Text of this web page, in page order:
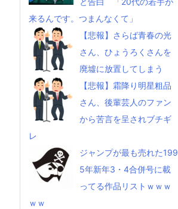
来るんです。つまんなくて」
【悲報】さらば青春の光
さん、ひょうろくさんを
廃墟に放置してしまう
【悲報】霜降り明星粗品
さん、後輩芸人のファン
から苦言を呈されブチギ
レ
ジャンプが最も売れた199
5年新年3・4合併号に載
ってる作品リストｗｗｗ
ｗｗ